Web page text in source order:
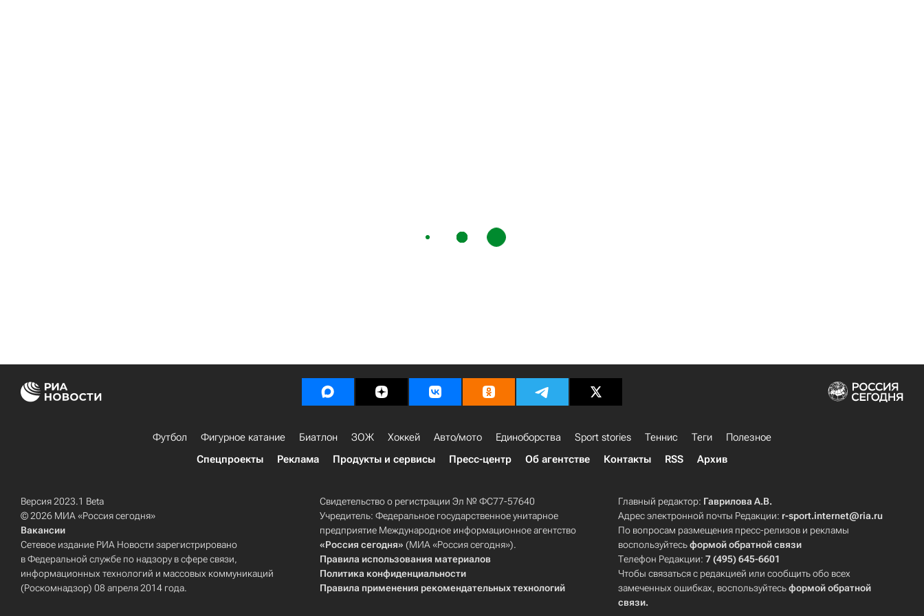
Футбол Фигурное катание Биатлон ЗОЖ Хоккей Авто/мото Единоборства Sport stories Теннис Теги
Полезное
Спецпроекты
Реклама Продукты и сервисы Пресс-центр Об агентстве Контакты RSS Архив
Версия 2023.1 Beta
© 2026 МИА «Россия сегодня»
Вакансии
Сетевое издание РИА Новости зарегистрировано
в Федеральной службе по надзору в сфере связи,
информационных технологий и массовых коммуникаций
(Роскомнадзор) 08 апреля 2014 года.
Свидетельство о регистрации Эл № ФС77-57640
Учредитель: Федеральное государственное унитарное
предприятие Международное информационное агентство
«Россия сегодня» (МИА «Россия сегодня»).
Правила использования материалов
Политика конфиденциальности
Правила применения рекомендательных технологий
Главный редактор: Гаврилова А.В.
Адрес электронной почты Редакции: r-sport.internet@ria.ru
По вопросам размещения пресс-релизов и рекламы
воспользуйтесьформой обратной связи
Телефон Редакции:7 (495) 645-6601
Чтобы связаться с редакцией или сообщить обо всех
замеченных ошибках, воспользуйтесьформой обратной
связи.